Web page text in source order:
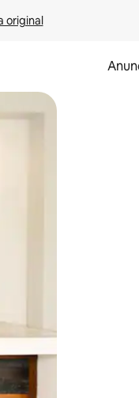
original
o dedo na tela.